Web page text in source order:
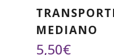
MEDIANO
5,50€